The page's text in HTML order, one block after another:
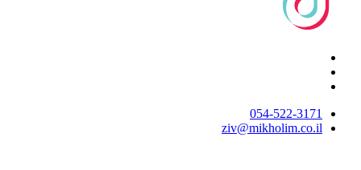
054-522-3171⁩
ziv@mikholim.co.il